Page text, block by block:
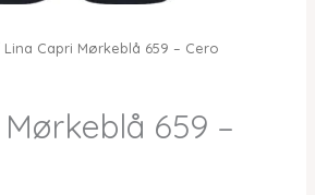
Capri Mørkeblå 659 – Cero
659 –